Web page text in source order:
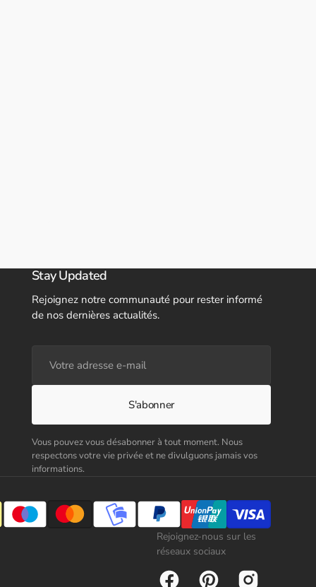
Stay Updated
Rejoignez notre communauté pour rester informé
de nos dernières actualités.
adresse
e-
S'abonner
Vous pouvez vous désabonner à tout moment. Nous
respectons votre vie privée et ne divulguons jamais vos
informations.
Rejoignez-nous sur les
réseaux sociaux